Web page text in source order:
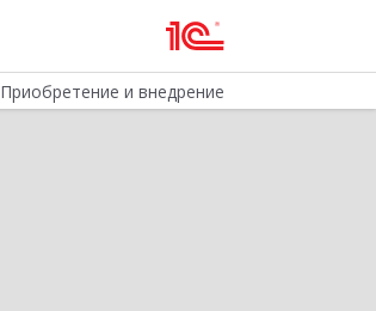
Приобретение и внедрение